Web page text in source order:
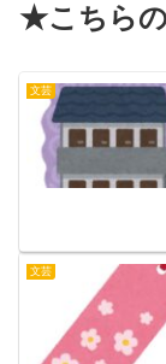
★こちら
文芸
文芸